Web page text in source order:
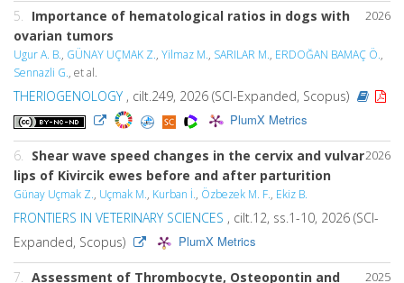
2026
5. Importance of hematological ratios in dogs with
ovarian tumors
Ugur A. B., GÜNAY UÇMAK Z., Yilmaz M., SARILAR M., ERDOĞAN BAMAÇ Ö.,
Sennazli G., et al.
THERIOGENOLOGY , cilt.249, 2026 (SCI-Expanded, Scopus)
PlumX Metrics
2026
6. Shear wave speed changes in the cervix and vulvar
lips of Kivircik ewes before and after parturition
Günay Uçmak Z., Uçmak M., Kurban İ., Özbezek M. F., Ekiz B.
FRONTIERS IN VETERINARY SCIENCES , cilt.12, ss.1-10, 2026 (SCI-
Expanded, Scopus)
PlumX Metrics
2025
7. Assessment of Thrombocyte, Osteopontin and